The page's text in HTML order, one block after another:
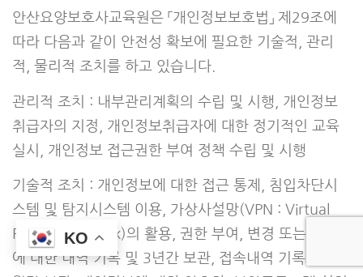
안산요양보호사교육원은 「개인정보보호법」 제29조에
따라 다음과 같이 안전성 확보에 필요한 기술적, 관리
적, 물리적 조치를 하고 있습니다.
관리적 조치 : 내부관리계획의 수립 및 시행, 개인정보
취급자의 지정, 개인정보취급자에 대한 정기적인 교육
실시, 개인정보 접근권한 부여 정책 수립 및 시행
기술적 조치 : 개인정보에 대한 접근 통제, 침입차단시
스템 및 탐지시스템 이용, 가상사설망(VPN : Virtual
Private Network)의 활용, 권한 부여, 변경 또는 말소
에 대한 내역 기록 및 3년간 보관, 접속내역 기록 및 6개
KO